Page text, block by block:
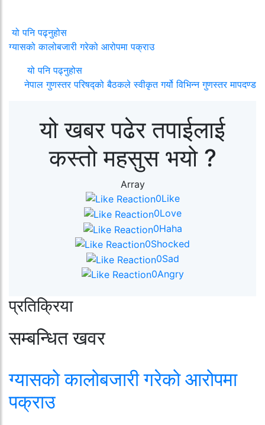
यो पनि पढ्नुहोस
ग्यासको कालोबजारी गरेको आरोपमा पक्राउ
यो पनि पढ्नुहोस
नेपाल गुणस्तर परिषद्को बैठकले स्वीकृत गर्यो विभिन्न गुणस्तर मापदण्ड
यो खबर पढेर तपाईलाई
कस्तो महसुस भयो ?
Array
0Like
0Love
0Haha
0Shocked
0Sad
0Angry
प्रतिक्रिया
सम्बन्धित खवर
ग्यासको कालोबजारी गरेको आरोपमा
पक्राउ